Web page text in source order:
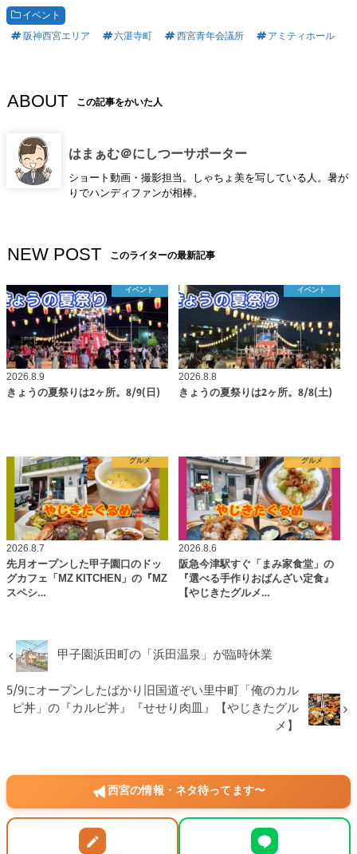
イベント
阪神西宮エリア
六湛寺町 西宮青年会議所 アミティホール
ABOUT この記事をかいた人
はまぁむ＠にしつーサポーター
ショート動画・撮影担当。しゃちょ美を写している人。暑が
りでハンディファンが相棒。
NEW POST このライターの最新記事
イベント
2026.8.9
きょうの夏祭りは2ヶ所。8/9(日)
イベント
2026.8.8
きょうの夏祭りは2ヶ所。8/8(土)
グルメ
2026.8.7
先月オープンした甲子園口のドッ
グカフェ「MZ KITCHEN」の『MZ
スペシ…
グルメ
2026.8.6
阪急今津駅すぐ「まみ家食堂」の
『選べる手作りおばんざい定食』
【やじきたグルメ…
甲子園浜田町の「浜田温泉」が臨時休業
5/9にオープンしたばかり旧国道ぞい里中町「俺のカル
ピ丼」の『カルピ丼』『せせり肉皿』【やじきたグル
メ】
西宮の情報・ネタ待ってます〜